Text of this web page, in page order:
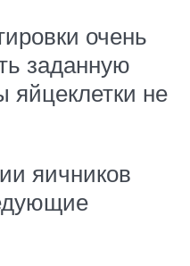
очень
заданную
яйцеклетки не
яичников